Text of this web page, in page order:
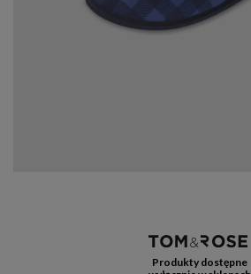
Produkty dostępne